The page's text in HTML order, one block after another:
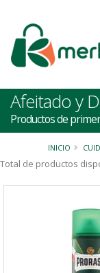
Afeitado y
Productos de
INICIO
Total de productos